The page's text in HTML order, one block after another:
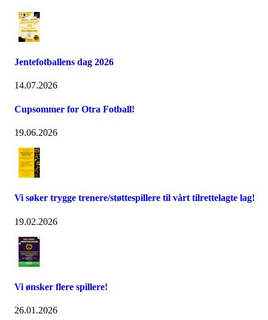
Jentefotballens dag 2026
14.07.2026
Cupsommer for Otra Fotball!
19.06.2026
Vi søker trygge trenere/støttespillere til vårt tilrettelagte lag!
19.02.2026
Vi ønsker flere spillere!
26.01.2026